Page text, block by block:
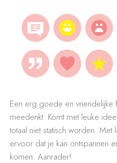
Een erg goede en
meedenkt. Komt met leuke
totaal niet statisch worden.
ervoor dat je kan ontspannen
komen. Aanrader!